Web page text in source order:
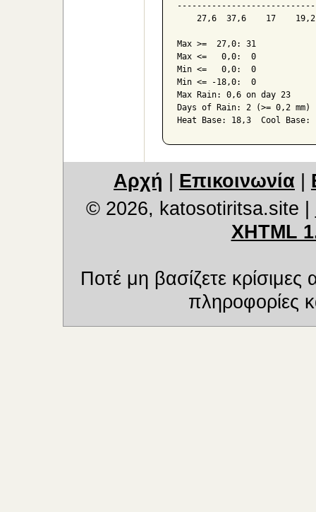
27,6  37,6    17
Max >=  27,0: 31
Max <=   0,0:  0
Min <=   0,0:  0
Min <= -18,0:  0
Max Rain: 0,6 on day 23
Days of Rain: 2 (>= 0,2
Αρχή Επικοινωνία
© 2026, katosotiritsa.site
XHTML
Ποτέ μη βασίζετε
πληροφορίες